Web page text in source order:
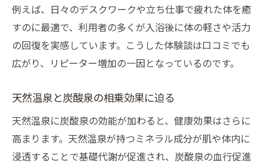
例えば、日々のデスクワークや立ち仕事で疲れた体を癒
すのに最適で、利用者の多くが入浴後に体の軽さや活力
の回復を実感しています。こうした体験談は口コミでも
広がり、リピーター増加の一因となっているのです。
天然温泉と炭酸泉の相乗効果に迫る
天然温泉に炭酸泉の効能が加わると、健康効果はさらに
高まります。天然温泉が持つミネラル成分が肌や体内に
浸透することで基礎代謝が促進され、炭酸泉の血行促進